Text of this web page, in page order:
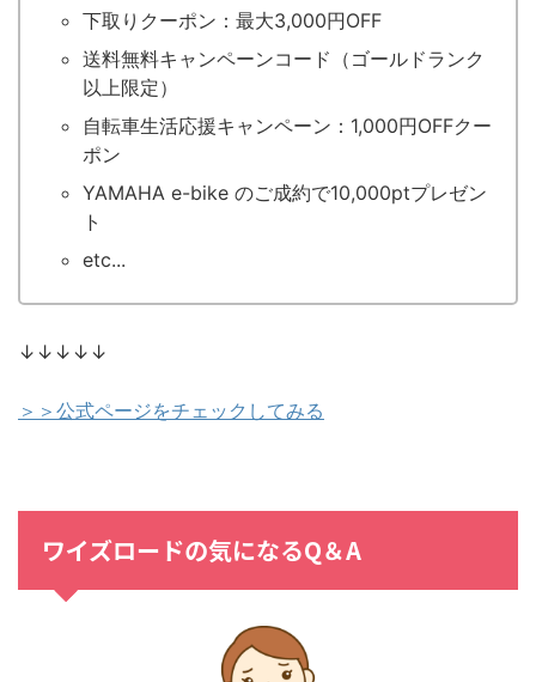
下取りクーポン：最大3,000円OFF
送料無料キャンペーンコード（ゴールドランク
以上限定）
自転車生活応援キャンペーン：1,000円OFFクー
ポン
YAMAHA e-bike のご成約で10,000ptプレゼン
ト
etc...
↓↓↓↓↓
＞＞公式ページをチェックしてみる
ワイズロードの気になるQ＆A